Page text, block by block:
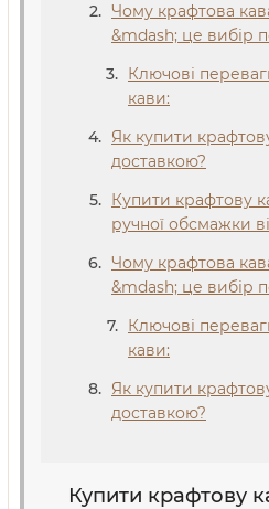
Чому крафтова
&mdash; це вибір
Ключові
кави:
Як купити
доставкою?
Купити крафтову
ручної обсмажки
Чому крафтова
&mdash; це вибір
Ключові
кави:
Як купити
доставкою?
Купити крафтову